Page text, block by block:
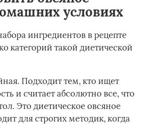
условиях
ингредиентов в рецепте
категорий такой диетической
Подходит тем, кто ищет
и считает абсолютно все, что
Это диетическое овсяное
для строгих методик, когда